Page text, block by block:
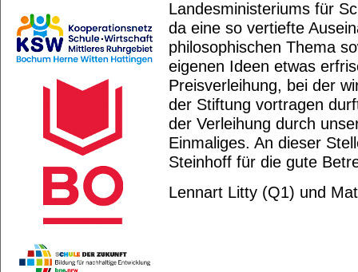
Landesministeriums für
da eine so vertiefte
philosophischen Thema
eigenen Ideen etwas
Preisverleihung, bei der
der Stiftung vortragen
der Verleihung durch
Einmaliges. An dieser
Steinhoff für die gute
Lennart Litty (Q1) und